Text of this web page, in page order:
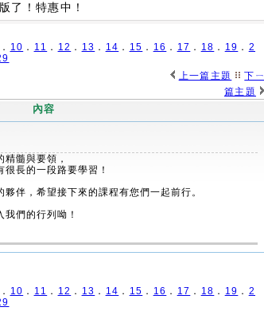
了！特惠中！
． 10 ． 11 ． 12 ． 13 ． 14 ． 15 ． 16 ． 17 ． 18 ． 19 ． 2
上一篇主題
下ㄧ
篇主題
內容
髓與要領，
長的一段路要學習！
伴，希望接下來的課程有您們一起前行。
們的行列呦！
． 10 ． 11 ． 12 ． 13 ． 14 ． 15 ． 16 ． 17 ． 18 ． 19 ． 2